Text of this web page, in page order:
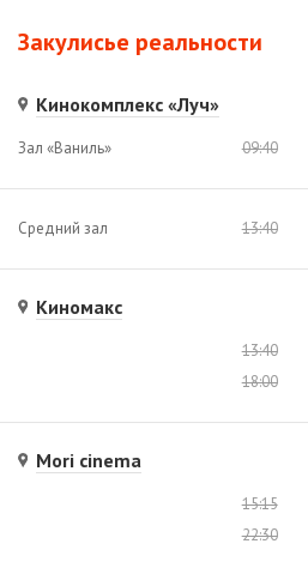
Закулисье реальности
Кинокомплекс «Луч»
Зал «Ваниль» 09:40
Средний зал 13:40
Киномакс
13:40
18:00
Mori cinema
15:15
22:30